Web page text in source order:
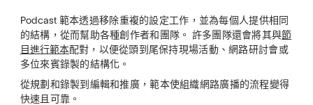
Podcast 範本透過移除重複的設定工作，並為每個人提供相同
的結構，從而幫助各種創作者和團隊。 許多團隊還會將其與節
目進行範本配對，以便從頭到尾保持現場活動、網路研討會或
多位來賓錄製的結構化。
從規劃和錄製到編輯和推廣，範本使組織網路廣播的流程變得
快速且可靠。